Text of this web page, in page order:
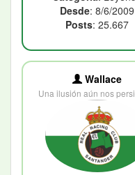
Desde: 8/6/2009
Posts: 25.667
Wallace
Una ilusión aún nos